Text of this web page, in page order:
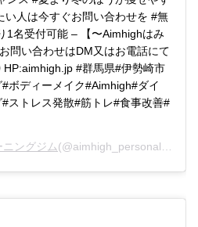
い人は今すぐお問い合わせを #無
1名受付可能 – 【〜Aimhighはみ
問い合わせはDM又はお電話にて
#群馬県#伊勢崎市
ボディーメイク#Aimhigh#ダイ
ストレス発散#筋トレ#食事改善#
ングジム(@aimhigh_personal)がシェアした投稿 –